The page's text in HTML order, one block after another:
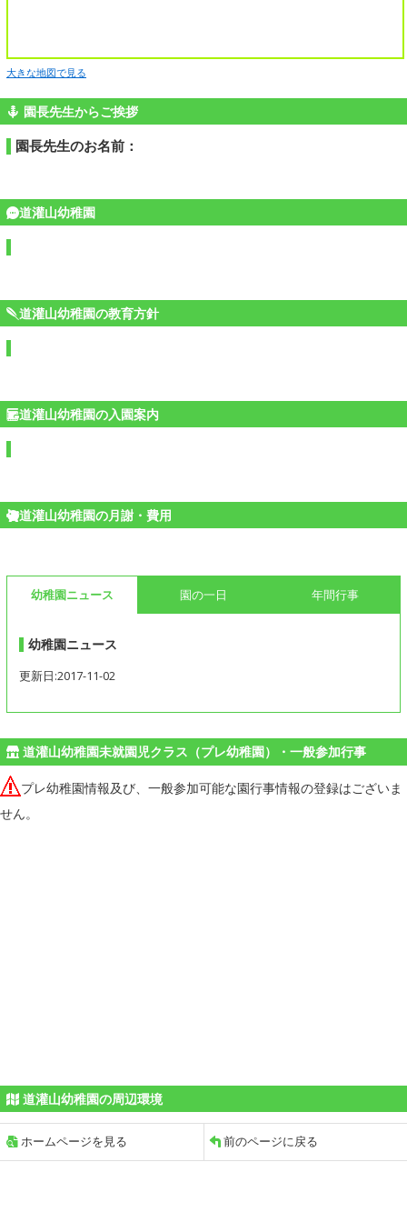
大きな地図で見る
園長先生からご挨拶
園長先生のお名前：
道灌山幼稚園
道灌山幼稚園の教育方針
道灌山幼稚園の入園案内
道灌山幼稚園の月謝・費用
幼稚園ニュース 園の一日 年間行事
幼稚園ニュース
更新日:2017-11-02
道灌山幼稚園未就園児クラス（プレ幼稚園）・一般参加行事
プレ幼稚園情報及び、一般参加可能な園行事情報の登録はございま
せん。
道灌山幼稚園の周辺環境
ホームページを見る 前のページに戻る